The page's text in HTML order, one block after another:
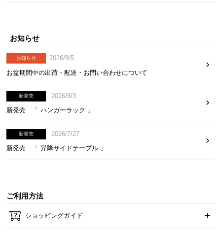
お知らせ
お知らせ
2026/8/5
お盆期間中の出荷・配送・お問い合わせについて
新発売
2026/8/3
新発売 「 ハンガーラック 」
新発売
2026/7/27
新発売 「 昇降サイドテーブル 」
ご利用方法
ショッピングガイド